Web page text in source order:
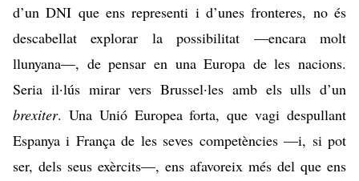
d’un DNI que ens representi i d’unes fronteres, no és
descabellat explorar la possibilitat —encara molt
llunyana—, de pensar en una Europa de les nacions.
Seria il·lús mirar vers Brussel·les amb els ulls d’un
brexiter. Una Unió Europea forta, que vagi despullant
Espanya i França de les seves competències —i, si pot
ser, dels seus exèrcits—, ens afavoreix més del que ens